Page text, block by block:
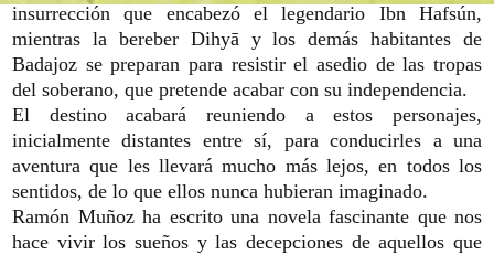
insurrección que encabezó el legendario Ibn Hafsún,
mientras la bereber Dihyā y los demás habitantes de
Badajoz se preparan para resistir el asedio de las tropas
del soberano, que pretende acabar con su independencia.
El destino acabará reuniendo a estos personajes,
inicialmente distantes entre sí, para conducirles a una
aventura que les llevará mucho más lejos, en todos los
sentidos, de lo que ellos nunca hubieran imaginado.
Ramón Muñoz ha escrito una novela fascinante que nos
hace vivir los sueños y las decepciones de aquellos que